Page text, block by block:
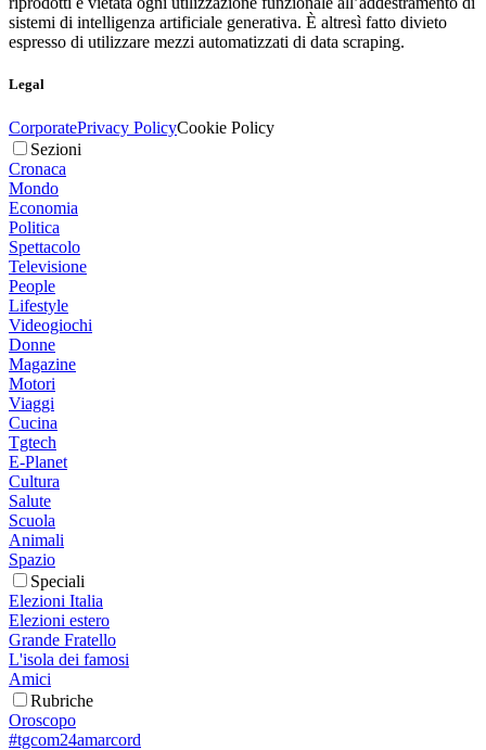
sistemi di intelligenza artificiale generativa. È altresì fatto divieto
espresso di utilizzare mezzi automatizzati di data scraping.
Legal
CorporatePrivacy PolicyCookie Policy
Sezioni
Cronaca
Mondo
Economia
Politica
Spettacolo
Televisione
People
Lifestyle
Videogiochi
Donne
Magazine
Motori
Viaggi
Cucina
Tgtech
E-Planet
Cultura
Salute
Scuola
Animali
Spazio
Speciali
Elezioni Italia
Elezioni estero
Grande Fratello
L'isola dei famosi
Amici
Rubriche
Oroscopo
#tgcom24amarcord